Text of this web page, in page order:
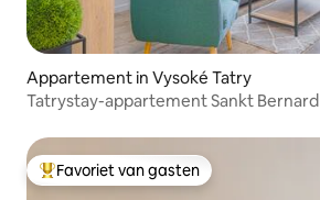
Appartement in Vysoké Tatry
Tatrystay-appartement Sankt Bernard
Topfavoriet van gasten
Favoriet van gasten